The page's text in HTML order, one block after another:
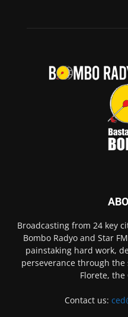
Broadcasting from 24 key
Bombo Radyo and Star
painstaking hard work,
perseverance through
Florete, the
Contact us: